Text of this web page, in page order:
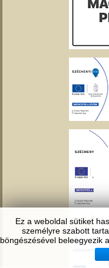
Ez a weboldal sütiket
személyre szabott
böngészésével beleegyezik